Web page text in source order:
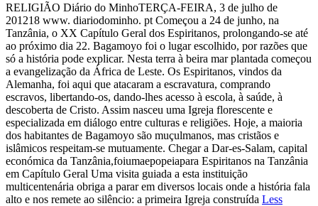
RELIGIÃO Diário do MinhoTERÇA-FEIRA, 3 de julho de
201218 www. diariodominho. pt Começou a 24 de junho, na
Tanzânia, o XX Capítulo Geral dos Espiritanos, prolongando-se até
ao próximo dia 22. Bagamoyo foi o lugar escolhido, por razões que
só a história pode explicar. Nesta terra à beira mar plantada começou
a evangelização da África de Leste. Os Espiritanos, vindos da
Alemanha, foi aqui que atacaram a escravatura, comprando
escravos, libertando-os, dando-lhes acesso à escola, à saúde, à
descoberta de Cristo. Assim nasceu uma Igreja florescente e
especializada em diálogo entre culturas e religiões. Hoje, a maioria
dos habitantes de Bagamoyo são muçulmanos, mas cristãos e
islâmicos respeitam-se mutuamente. Chegar a Dar-es-Salam, capital
económica da Tanzânia,foiumaepopeiapara Espiritanos na Tanzânia
em Capítulo Geral Uma visita guiada a esta instituição
multicentenária obriga a parar em diversos locais onde a história fala
alto e nos remete ao silêncio: a primeira Igreja construída Less